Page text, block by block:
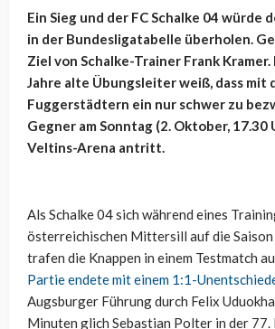
Ein Sieg und der FC Schalke 04 würde
in der Bundesligatabelle überholen.
Ziel von Schalke-Trainer Frank
Jahre alte Übungsleiter weiß, dass mit
Fuggerstädtern ein nur schwer zu
Gegner am Sonntag (2. Oktober, 17.30
Veltins-Arena antritt.
Als Schalke 04 sich während eines
österreichischen Mittersill auf die
trafen die Knappen in einem Testmatch
Partie endete mit einem 1:1-
Augsburger Führung durch Felix
Minuten glich Sebastian Polter in der 77.